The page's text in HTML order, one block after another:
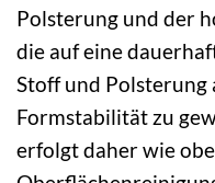
Polsterung und der
die auf eine
Stoff und Polsterung
Formstabilität zu
erfolgt daher wie